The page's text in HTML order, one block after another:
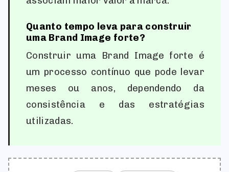
Quanto tempo leva para construir
uma Brand Image forte?
Construir uma Brand Image forte é
um processo contínuo que pode levar
meses ou anos, dependendo da
consistência e das estratégias
utilizadas.